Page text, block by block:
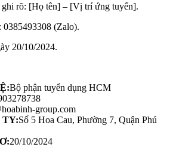
rõ: [Họ tên] – [Vị trí ứng tuyển].
(Zalo).
20/10/2024.
Bộ phận tuyển dụng HCM
group.com
TY:Số 5 Hoa Cau, Phường 7, Quận Phú
20/10/2024